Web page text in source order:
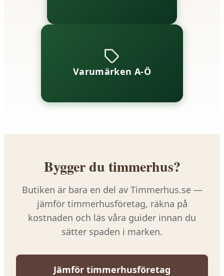
Varumärken A-Ö
Bygger du timmerhus?
Butiken är bara en del av Timmerhus.se —
jämför timmerhusföretag, räkna på
kostnaden och läs våra guider innan du
sätter spaden i marken.
Jämför timmerhusföretag